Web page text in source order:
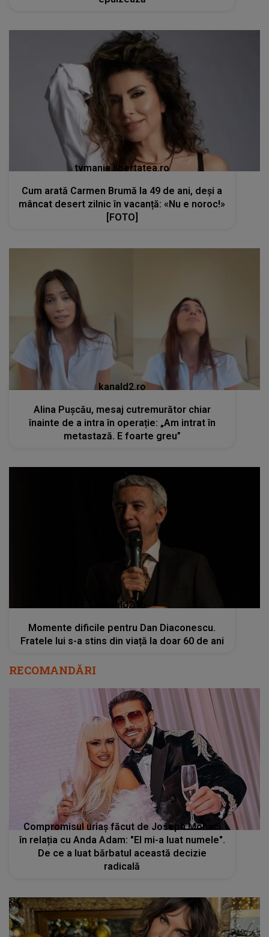
tvmania.libertatea.ro
Cum arată Carmen Brumă la 49 de ani, deși a
mâncat desert zilnic în vacanță: «Nu e noroc!»
[FOTO]
kanald2.ro
Alina Pușcău, mesaj cutremurător chiar
înainte de a intra în operație: „Am intrat în
metastază. E foarte greu”
kanald2.ro
Momente dificile pentru Dan Diaconescu.
Fratele lui s-a stins din viață la doar 60 de ani
RECOMANDĂRI
Compromisul uriaș făcut de Joseph Mohaci
în relația cu Anda Adam: "El mi-a luat numele".
De ce a luat bărbatul această decizie
radicală